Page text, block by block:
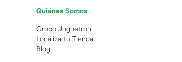
Quiénes Somos
Grupo Juguetron
Localiza tu Tienda
Blog